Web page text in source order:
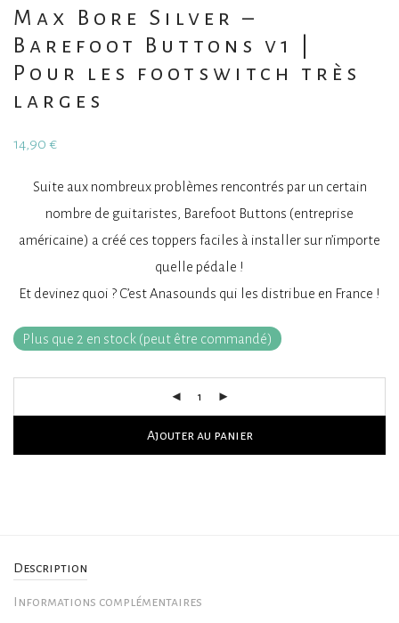
Max Bore Silver –
Barefoot Buttons v1 |
Pour les footswitch très
larges
14,90 €
Suite aux nombreux problèmes rencontrés par un certain
nombre de guitaristes, Barefoot Buttons (entreprise
américaine) a créé ces toppers faciles à installer sur n’importe
quelle pédale !
Et devinez quoi ? C’est Anasounds qui les distribue en France !
Plus que 2 en stock (peut être commandé)
Ajouter au panier
Description
Informations complémentaires